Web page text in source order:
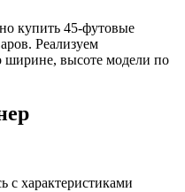
купить 45-футовые
Реализуем
ширине, высоте модели по
с характеристиками